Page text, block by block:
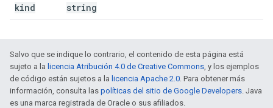
kind string
Salvo que se indique lo contrario, el contenido de esta página está
sujeto a la licencia Atribución 4.0 de Creative Commons, y los ejemplos
de código están sujetos a la licencia Apache 2.0. Para obtener más
información, consulta las políticas del sitio de Google Developers. Java
es una marca registrada de Oracle o sus afiliados.